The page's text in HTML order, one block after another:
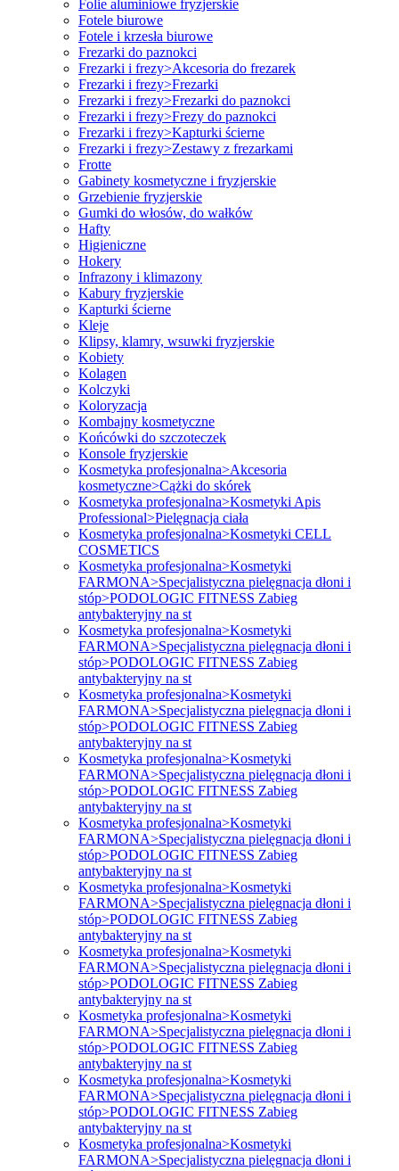
Folie aluminiowe fryzjerskie
Fotele biurowe
Fotele i krzesła biurowe
Frezarki do paznokci
Frezarki i frezy>Akcesoria do frezarek
Frezarki i frezy>Frezarki
Frezarki i frezy>Frezarki do paznokci
Frezarki i frezy>Frezy do paznokci
Frezarki i frezy>Kapturki ścierne
Frezarki i frezy>Zestawy z frezarkami
Frotte
Gabinety kosmetyczne i fryzjerskie
Grzebienie fryzjerskie
Gumki do włosów, do wałków
Hafty
Higieniczne
Hokery
Infrazony i klimazony
Kabury fryzjerskie
Kapturki ścierne
Kleje
Klipsy, klamry, wsuwki fryzjerskie
Kobiety
Kolagen
Kolczyki
Koloryzacja
Kombajny kosmetyczne
Końcówki do szczoteczek
Konsole fryzjerskie
Kosmetyka profesjonalna>Akcesoria
kosmetyczne>Cążki do skórek
Kosmetyka profesjonalna>Kosmetyki Apis
Professional>Pielęgnacja ciała
Kosmetyka profesjonalna>Kosmetyki CELL
COSMETICS
Kosmetyka profesjonalna>Kosmetyki
FARMONA>Specjalistyczna pielęgnacja dłoni i
stóp>PODOLOGIC FITNESS Zabieg
antybakteryjny na st
Kosmetyka profesjonalna>Kosmetyki
FARMONA>Specjalistyczna pielęgnacja dłoni i
stóp>PODOLOGIC FITNESS Zabieg
antybakteryjny na st
Kosmetyka profesjonalna>Kosmetyki
FARMONA>Specjalistyczna pielęgnacja dłoni i
stóp>PODOLOGIC FITNESS Zabieg
antybakteryjny na st
Kosmetyka profesjonalna>Kosmetyki
FARMONA>Specjalistyczna pielęgnacja dłoni i
stóp>PODOLOGIC FITNESS Zabieg
antybakteryjny na st
Kosmetyka profesjonalna>Kosmetyki
FARMONA>Specjalistyczna pielęgnacja dłoni i
stóp>PODOLOGIC FITNESS Zabieg
antybakteryjny na st
Kosmetyka profesjonalna>Kosmetyki
FARMONA>Specjalistyczna pielęgnacja dłoni i
stóp>PODOLOGIC FITNESS Zabieg
antybakteryjny na st
Kosmetyka profesjonalna>Kosmetyki
FARMONA>Specjalistyczna pielęgnacja dłoni i
stóp>PODOLOGIC FITNESS Zabieg
antybakteryjny na st
Kosmetyka profesjonalna>Kosmetyki
FARMONA>Specjalistyczna pielęgnacja dłoni i
stóp>PODOLOGIC FITNESS Zabieg
antybakteryjny na st
Kosmetyka profesjonalna>Kosmetyki
FARMONA>Specjalistyczna pielęgnacja dłoni i
stóp>PODOLOGIC FITNESS Zabieg
antybakteryjny na st
Kosmetyka profesjonalna>Kosmetyki
FARMONA>Specjalistyczna pielęgnacja dłoni i